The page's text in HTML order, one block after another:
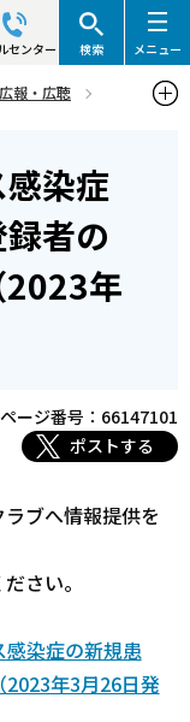
センター 検索 メニュー
広報・広聴
の発生状況につい
染症
者の
2023年
ページ番号：66147101
ポストする
ブへ情報提供を
さい。
感染症の新規患
年3月26日発